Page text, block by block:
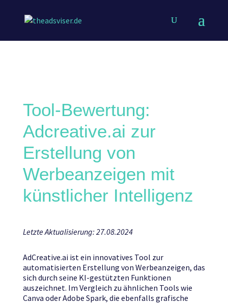
Tool-Bewertung:
Adcreative.ai zur
Erstellung von
Werbeanzeigen mit
künstlicher Intelligenz
Letzte Aktualisierung: 27.08.2024
AdCreative.ai ist ein innovatives Tool zur
automatisierten Erstellung von Werbeanzeigen, das
sich durch seine KI-gestützten Funktionen
auszeichnet. Im Vergleich zu ähnlichen Tools wie
Canva oder Adobe Spark, die ebenfalls grafische